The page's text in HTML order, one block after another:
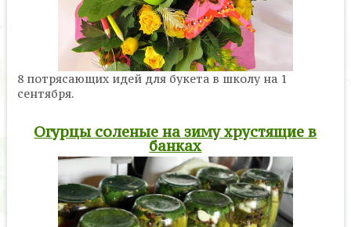
8 потрясающих идей для букета в школу на 1
сентября.
Огурцы соленые на зиму хрустящие в
банках